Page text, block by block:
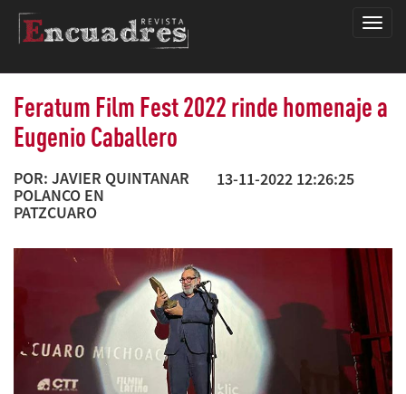
Feratum Film Fest 2022 rinde homenaje a
Eugenio Caballero
POR: JAVIER QUINTANAR
POLANCO EN
PATZCUARO
13-11-2022 12:26:25